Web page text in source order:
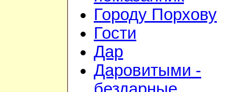
Городу Порхову
Гости
Дар
Даровитыми -